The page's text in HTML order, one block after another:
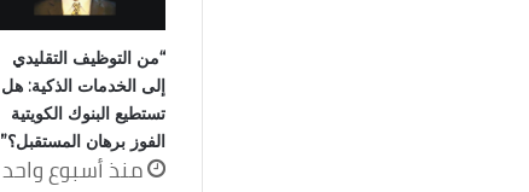
“من التوظيف التقليدي
إلى الخدمات الذكية: هل
تستطيع البنوك الكويتية
الفوز برهان المستقبل؟”
منذ أسبوع واحد